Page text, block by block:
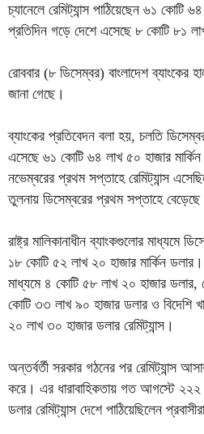
চ্যানেলে রেমিট্যান্স পাঠিয়েছেন ৬১ কোটি
প্রতিদিন গড়ে দেশে এসেছে ৮ কোটি ৮১ লাখ
রোববার (৮ ডিসেম্বর) বাংলাদেশ ব্যাংকের
জানা গেছে।
ব্যাংকের প্রতিবেদন বলা হয়, চলতি
এসেছে ৬১ কোটি ৬৪ লাখ ৫০ হাজার
নভেম্বরের প্রথম সপ্তাহে রেমিট্যান্স
তুলনায় ডিসেম্বরের প্রথম সপ্তাহে বেড়েছে
রাষ্ট্র মালিকানাধীন ব্যাংকগুলোর মাধ্যমে
১৮ কোটি ৫২ লাখ ২০ হাজার মার্কিন ডলার।
মাধ্যমে ৪ কোটি ৫৮ লাখ ২০ হাজার ডলার,
কোটি ৩৩ লাখ ৯০ হাজার ডলার ও বিদেশি
২০ লাখ ৩০ হাজার ডলার রেমিট্যান্স।
অন্তর্বর্তী সরকার গঠনের পর রেমিট্যান্স
করে। এর ধারাবাহিকতায় গত আগস্টে ২২২
ডলার রেমিট্যান্স দেশে পাঠিয়েছিলেন